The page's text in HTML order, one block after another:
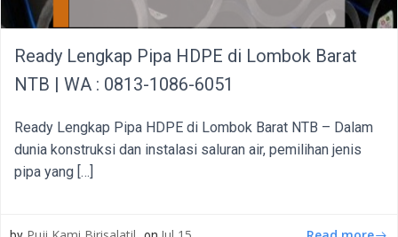
Ready Lengkap Pipa HDPE di Lombok Barat
NTB | WA : 0813-1086-6051
Ready Lengkap Pipa HDPE di Lombok Barat NTB – Dalam
dunia konstruksi dan instalasi saluran air, pemilihan jenis
pipa yang […]